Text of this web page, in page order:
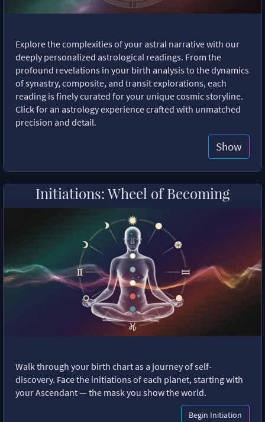
Explore the complexities of your astral narrative with our
deeply personalized astrological readings. From the
profound revelations in your birth analysis to the dynamics
of synastry, composite, and transit explorations, each
reading is finely curated for your unique cosmic storyline.
Click for an astrology experience crafted with unmatched
precision and detail.
Show
Initiations: Wheel of Becoming
Walk through your birth chart as a journey of self-
discovery. Face the initiations of each planet, starting with
your Ascendant — the mask you show the world.
Begin Initiation